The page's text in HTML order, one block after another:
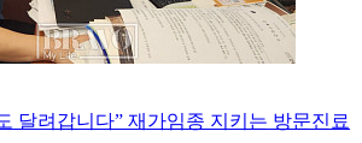
달려갑니다” 재가임종 지키는 방문진료